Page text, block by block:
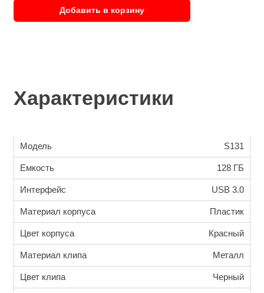
Добавить в корзину
Характеристики
Модель S131
Емкость 128 ГБ
Интерфейс USB 3.0
Материал корпуса Пластик
Цвет корпуса Красный
Материал клипа Металл
Цвет клипа Черный